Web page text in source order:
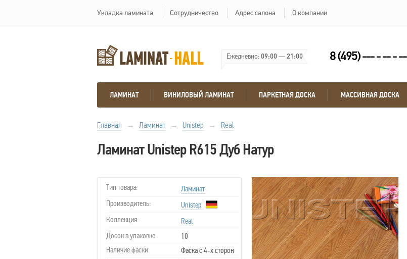
Укладка ламината Сотрудничество Адрес салона О компании
Ежедневно:09:00—21:00 8 (495) --- - -- - --
ЛАМИНАТ ВИНИЛОВЫЙ ЛАМИНАТ ПАРКЕТНАЯ ДОСКА МАССИВНАЯ ДОСКА
Главная → Ламинат → Unistep → Real
Ламинат Unistep R615 Дуб Натур
Тип товара:
Ламинат
Производитель:
Unistep
Коллекция:
Real
Досок в упаковке
10
Наличие фаски
Фаска с 4-х сторон